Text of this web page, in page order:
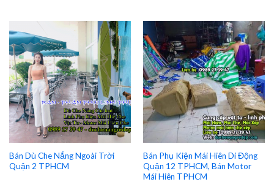
Bán Dù Che Nắng Ngoài Trời
Quận 2 TPHCM
Bán Phụ Kiện Mái Hiên Di Động
Quận 12 TPHCM, Bán Motor
Mái Hiên TPHCM